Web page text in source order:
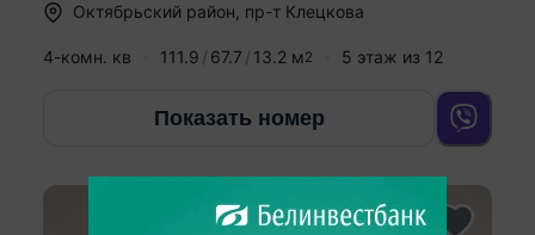
Октябрьский район пр-т Клецкова
4-комн. кв 111.9 67.7 13.2 м2 5 этаж из 12
Показать номер